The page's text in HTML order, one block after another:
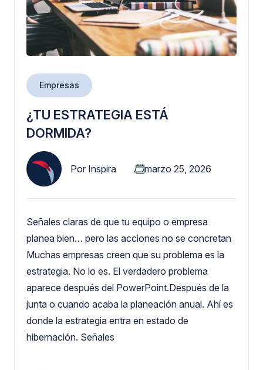
Empresas
¿TU ESTRATEGIA ESTÁ
DORMIDA?
Por Inspira marzo 25, 2026
Señales claras de que tu equipo o empresa
planea bien… pero las acciones no se concretan
Muchas empresas creen que su problema es la
estrategia. No lo es. El verdadero problema
aparece después del PowerPoint.Después de la
junta o cuando acaba la planeación anual. Ahí es
donde la estrategia entra en estado de
hibernación. Señales